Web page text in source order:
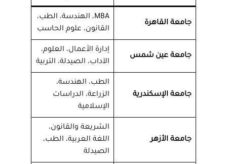
جامعة القاهرة
MBA، الهندسة، الطب،
القانون، علوم الحاسب
جامعة عين شمس
إدارة الأعمال، العلوم،
الآداب، الصيدلة، التربية
جامعة الإسكندرية
الطب، الهندسة،
الزراعة، الدراسات
الإسلامية
جامعة الأزهر
الشريعة والقانون،
اللغة العربية، الطب،
الصيدلة